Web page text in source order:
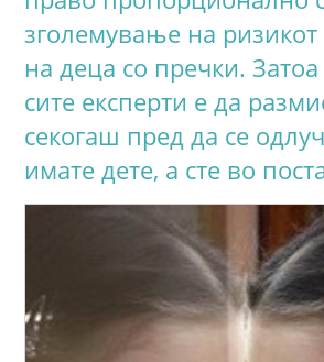
зголемување на
на деца со пречки.
сите експерти е да
секогаш пред да се
имате дете, а сте во